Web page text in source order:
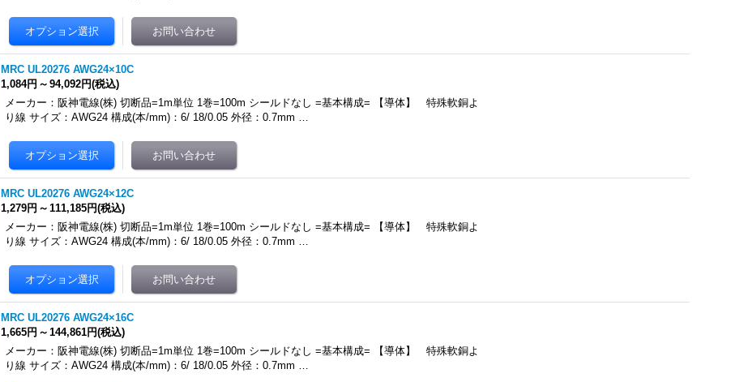
MRC UL20276 AWG24×10C
1,084円 ～ 94,092円(税込)
メーカー：阪神電線(株) 切断品=1m単位 1巻=100m シールドなし =基本構成= 【導体】 特殊軟銅よ
り線 サイズ：AWG24 構成(本/mm)：6/ 18/0.05 外径：0.7mm …
MRC UL20276 AWG24×12C
1,279円 ～ 111,185円(税込)
メーカー：阪神電線(株) 切断品=1m単位 1巻=100m シールドなし =基本構成= 【導体】 特殊軟銅よ
り線 サイズ：AWG24 構成(本/mm)：6/ 18/0.05 外径：0.7mm …
MRC UL20276 AWG24×16C
1,665円 ～ 144,861円(税込)
メーカー：阪神電線(株) 切断品=1m単位 1巻=100m シールドなし =基本構成= 【導体】 特殊軟銅よ
り線 サイズ：AWG24 構成(本/mm)：6/ 18/0.05 外径：0.7mm …